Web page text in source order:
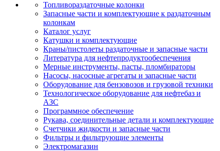
Топливораздаточные колонки
Запасные части и комплектующие к раздаточным
колонкам
Каталог услуг
Катушки и комплектующие
Краны/пистолеты раздаточные и запасные части
Литература для нефтепродуктообеспечения
Мерные инструменты, пасты, пломбираторы
Насосы, насосные агрегаты и запасные части
Оборудование для бензовозов и грузовой техники
Технологическое оборудование для нефтебаз и
АЗС
Программное обеспечение
Рукава, соединительные детали и комплектующие
Счетчики жидкости и запасные части
Фильтры и фильтрующие элементы
Электромагазин